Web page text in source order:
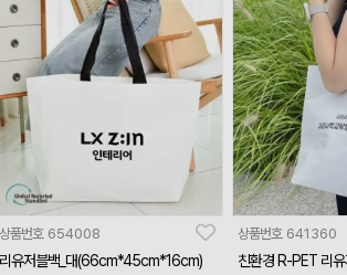
상품번호 654008
리유저블백_대(66cm*45cm*16cm)
상품번호 641360
친환경 R-PET 리유